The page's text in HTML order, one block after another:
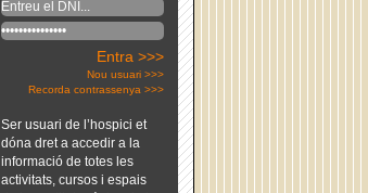
Entra >>>
Nou usuari >>>
Recorda contrassenya >>>
Ser usuari de l’hospici et
dóna dret a accedir a la
informació de totes les
activitats, cursos i espais